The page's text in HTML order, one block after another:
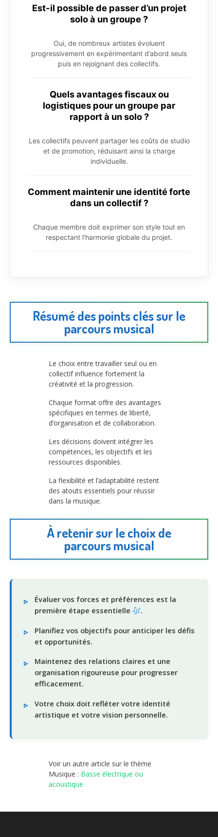
Est-il possible de passer d’un projet
solo à un groupe ?
Oui, de nombreux artistes évoluent
progressivement en expérimentant d’abord seuls
puis en rejoignant des collectifs.
Quels avantages fiscaux ou
logistiques pour un groupe par
rapport à un solo ?
Les collectifs peuvent partager les coûts de studio
et de promotion, réduisant ainsi la charge
individuelle.
Comment maintenir une identité forte
dans un collectif ?
Chaque membre doit exprimer son style tout en
respectant l’harmonie globale du projet.
Résumé des points clés sur le
parcours musical
Le choix entre travailler seul ou en
collectif influence fortement la
créativité et la progression.
Chaque format offre des avantages
spécifiques en termes de liberté,
d’organisation et de collaboration.
Les décisions doivent intégrer les
compétences, les objectifs et les
ressources disponibles.
La flexibilité et l’adaptabilité restent
des atouts essentiels pour réussir
dans la musique.
À retenir sur le choix de
parcours musical
Évaluer vos forces et préférences est la
première étape essentielle
.
Planifiez vos objectifs pour anticiper les défis
et opportunités.
Maintenez des relations claires et une
organisation rigoureuse pour progresser
efficacement.
Votre choix doit refléter votre identité
artistique et votre vision personnelle.
Voir un autre article sur le thème
Musique : Basse électrique ou
acoustique